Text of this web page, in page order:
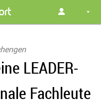
LEADER-
Fachleute